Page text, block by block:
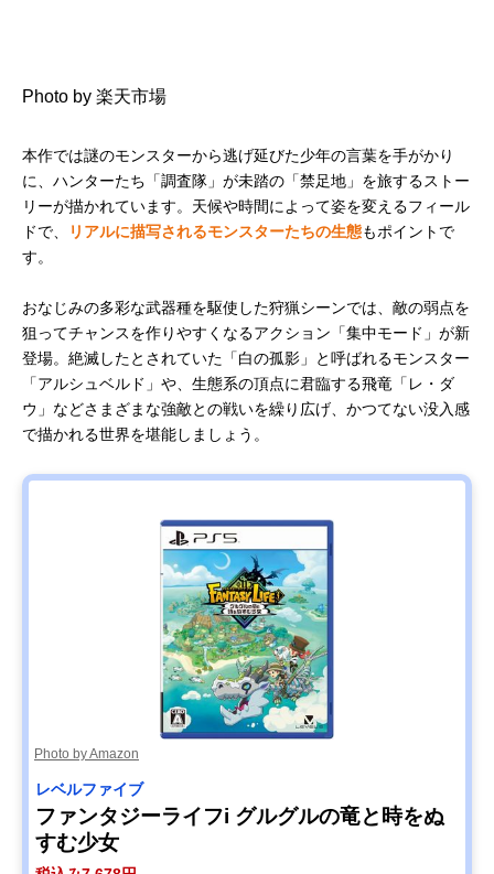
Photo by 楽天市場
本作では謎のモンスターから逃げ延びた少年の言葉を手がかり
に、ハンターたち「調査隊」が未踏の「禁足地」を旅するストー
リーが描かれています。天候や時間によって姿を変えるフィール
ドで、
リアルに描写されるモンスターたちの生態もポイントで
す。
おなじみの多彩な武器種を駆使した狩猟シーンでは、敵の弱点を
狙ってチャンスを作りやすくなるアクション「集中モード」が新
登場。絶滅したとされていた「白の孤影」と呼ばれるモンスター
「アルシュベルド」や、生態系の頂点に君臨する飛竜「レ・ダ
ウ」などさまざまな強敵との戦いを繰り広げ、かつてない没入感
で描かれる世界を堪能しましょう。
Photo by Amazon
レベルファイブ
ファンタジーライフi グルグルの竜と時をぬ
すむ少女